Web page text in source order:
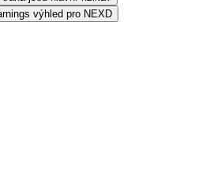
výhled pro NEXD